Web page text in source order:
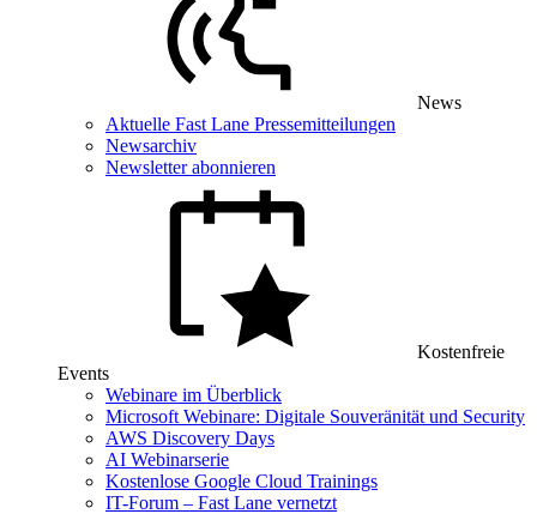
News
Aktuelle Fast Lane Pressemitteilungen
Newsarchiv
Newsletter abonnieren
Kostenfreie
Events
Webinare im Überblick
Microsoft Webinare: Digitale Souveränität und Security
AWS Discovery Days
AI Webinarserie
Kostenlose Google Cloud Trainings
IT-Forum – Fast Lane vernetzt